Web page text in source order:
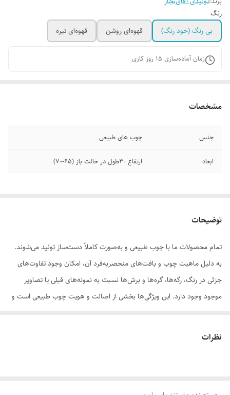
رنگ
بی رنگ (خود رنگ)
قهوه‌ای روشن قهوه‌ای تیره
زمان آماده‌سازی 15 روز کاری
مشخصات
جنس چوب های طبیعی
ابعاد ارتفاع ۳۰طول در حالت باز (۶۵-۷۰)
توضیحات
تمام محصولات ما با چوب طبیعی و به‌صورت کاملاً دست‌ساز تولید می‌شوند.
به دلیل ماهیت چوب و بافت‌های منحصر‌به‌فرد آن، امکان وجود تفاوت‌های
جزئی در رنگ، رگه‌ها، گره‌ها و برش‌ها نسبت به نمونه‌های قبلی یا تصاویر
موجود وجود دارد. این ویژگی‌ها بخشی از اصالت و هویت چوب طبیعی است و
نظرات